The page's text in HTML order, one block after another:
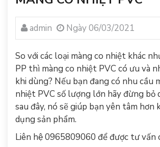
admin Ngày 06/03/2021
So với các loại màng co nhiệt khác
PP thì màng co nhiệt PVC có ưu và
khi dùng? Nếu bạn đang có nhu cầu
nhiệt PVC số lượng lớn hãy đừng bỏ
sau đây, nó sẽ giúp bạn yên tâm hơn
dụng sản phẩm.
Liên hệ 0965809060 để được tư vấn